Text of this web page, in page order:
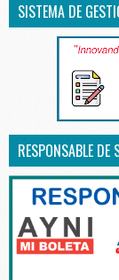
SISTEMA DE
RESPONSABLE DE